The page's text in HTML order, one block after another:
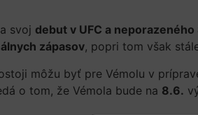
svoj debut v UFC a
zápasov, popri tom však
môžu byť pre Vémolu v
o tom, že Vémola bude na 8.6.